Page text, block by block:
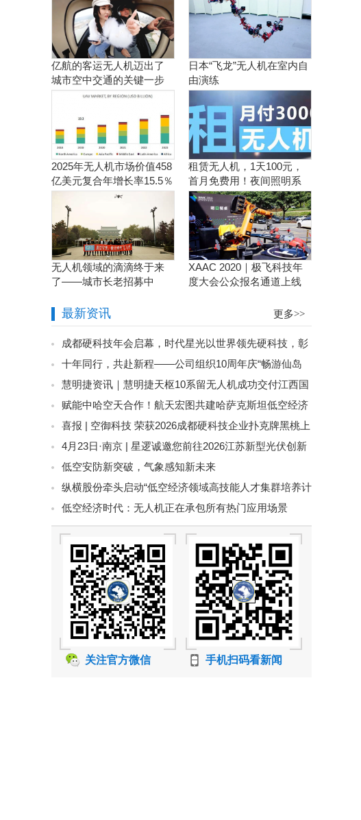
亿航的客运无人机迈出了
城市空中交通的关键一步
日本“飞龙”无人机在室内自
由演练
2025年无人机市场价值458
亿美元复合年增长率15.5％
租赁无人机，1天100元，
首月免费用！夜间照明系
统施工、抢险、应急救援
利器！
无人机领域的滴滴终于来
了——城市长老招募中
XAAC 2020｜极飞科技年
度大会公众报名通道上线
最新资讯 更多>>
成都硬科技年会启幕，时代星光以世界领先硬科技，彰
显军民两用无人机领军实力
十年同行，共赴新程——公司组织10周年庆“畅游仙岛
湖”主题春游活动
慧明捷资讯｜慧明捷天枢10系留无人机成功交付江西国
网，科技赋能电力应急保障新高度
赋能中哈空天合作！航天宏图共建哈萨克斯坦低空经济
研究中心
喜报 | 空御科技 荣获2026成都硬科技企业扑克牌黑桃上
榜企业
4月23日·南京 | 星逻诚邀您前往2026江苏新型光伏创新
发展大会
低空安防新突破，气象感知新未来
纵横股份牵头启动“低空经济领域高技能人才集群培养计
划”低空经济时代：无人机正在承包所有热门应用场景
关注官方微信 手机扫码看新闻